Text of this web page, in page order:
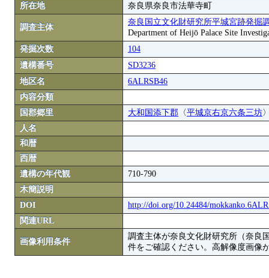
所在地
奈良県奈良市法華寺町
調査主体
奈良国立文化財研究所平城宮跡発掘
Department of Heijō Palace Site
発掘次数
104
遺構番号
SD3236
地区名
6ALRSB46
内容分類
国郡郷里
大和国添下郡 〈平城京右京六条三坊
人名
和暦
西暦
遺構の年代観
710-790
木簡説明
DOI
http://doi.org/10.24484/
関連URL
画像利用条件
調査主体が奈良文化財研究所（奈良
件をご確認ください。高解像度画像